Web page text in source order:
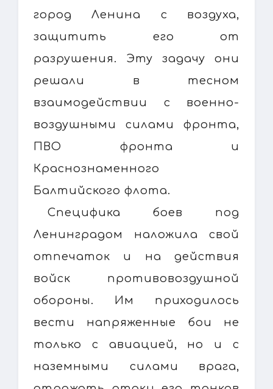
город Ленина с воздуха,
защитить его от
разрушения. Эту задачу они
решали в тесном
взаимодействии с военно-
воздушными силами фронта,
ПВО фронта и
Краснознаменного
Балтийского флота.
Специфика боев под
Ленинградом наложила свой
отпечаток и на действия
войск противовоздушной
обороны. Им приходилось
вести напряженные бои не
только с авиацией, но и с
наземными силами врага,